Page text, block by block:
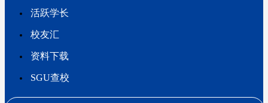
活跃学长
校友汇
资料下载
SGU查校